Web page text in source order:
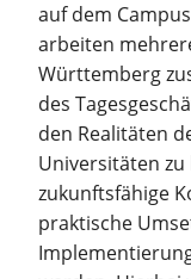
auf dem
arbeiten
Württemberg
des
den Realitäten
Universitäten zu
zukunftsfähige
praktische